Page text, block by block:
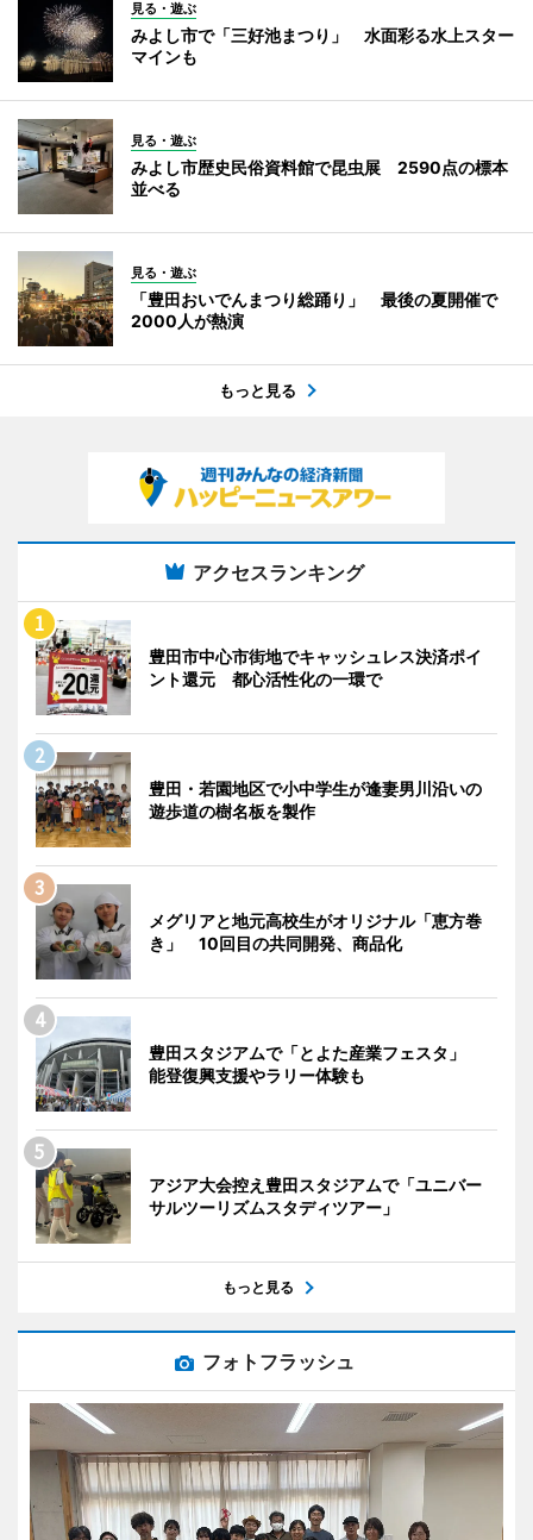
見る・遊ぶ
みよし市で「三好池まつり」 水面彩る水上スター
マインも
見る・遊ぶ
みよし市歴史民俗資料館で昆虫展 2590点の標本
並べる
見る・遊ぶ
「豊田おいでんまつり総踊り」 最後の夏開催で
2000人が熱演
もっと見る
アクセスランキング
豊田市中心市街地でキャッシュレス決済ポイ
ント還元 都心活性化の一環で
豊田・若園地区で小中学生が逢妻男川沿いの
遊歩道の樹名板を製作
メグリアと地元高校生がオリジナル「恵方巻
き」 10回目の共同開発、商品化
豊田スタジアムで「とよた産業フェスタ」
能登復興支援やラリー体験も
アジア大会控え豊田スタジアムで「ユニバー
サルツーリズムスタディツアー」
もっと見る
フォトフラッシュ